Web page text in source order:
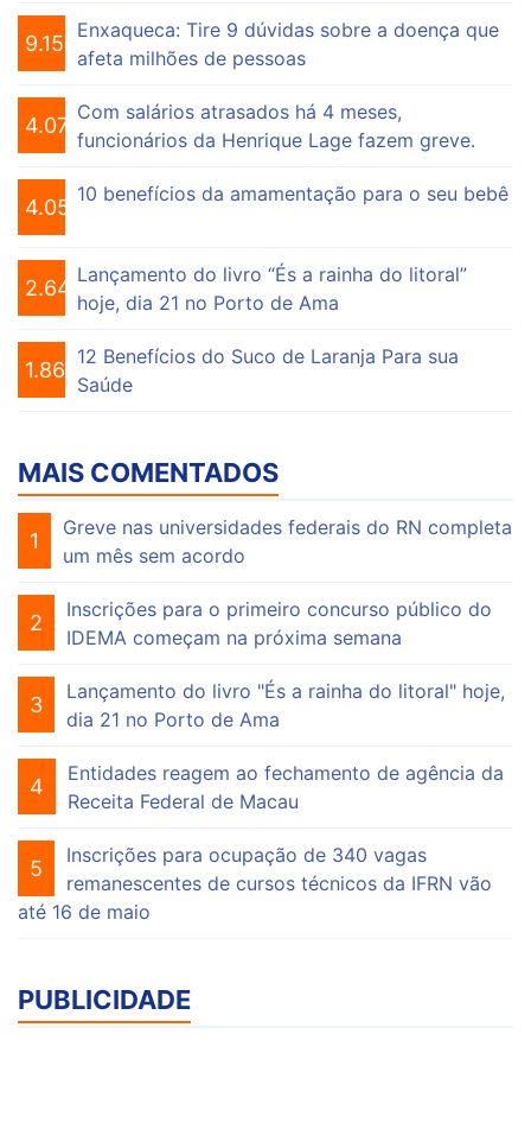
9.154
Enxaqueca: Tire 9 dúvidas sobre a doença que
afeta milhões de pessoas
4.074
Com salários atrasados há 4 meses,
funcionários da Henrique Lage fazem greve.
4.055
10 benefícios da amamentação para o seu bebê
2.647
Lançamento do livro “És a rainha do litoral”
hoje, dia 21 no Porto de Ama
1.863
12 Benefícios do Suco de Laranja Para sua
Saúde
MAIS COMENTADOS
1
Greve nas universidades federais do RN completa
um mês sem acordo
2
Inscrições para o primeiro concurso público do
IDEMA começam na próxima semana
3
Lançamento do livro "És a rainha do litoral" hoje,
dia 21 no Porto de Ama
4
Entidades reagem ao fechamento de agência da
Receita Federal de Macau
5
Inscrições para ocupação de 340 vagas
remanescentes de cursos técnicos da IFRN vão
até 16 de maio
PUBLICIDADE